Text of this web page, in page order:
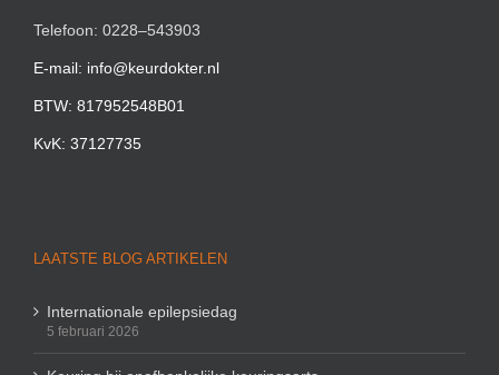
Telefoon: 0228–543903
E-mail: info@keurdokter.nl
BTW: 817952548B01
KvK: 37127735
LAATSTE BLOG ARTIKELEN
Internationale epilepsiedag
5 februari 2026